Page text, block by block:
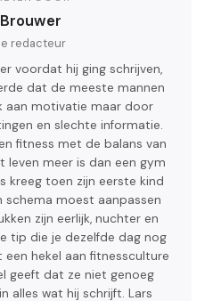
redacteur
voordat hij ging schrijven,
dat de meeste mannen
aan motivatie maar door
en slechte informatie.
fitness met de balans van
meer is dan een gym
kreeg toen zijn eerste kind
schema moest aanpassen
zijn eerlijk, nuchter en
tip die je dezelfde dag nog
hekel aan fitnessculture
geeft dat ze niet genoeg
alles wat hij schrijft. Lars